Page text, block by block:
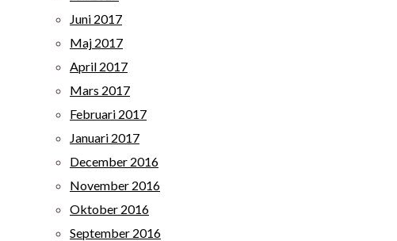
Juni 2017
Maj 2017
April 2017
Mars 2017
Februari 2017
Januari 2017
December 2016
November 2016
Oktober 2016
September 2016